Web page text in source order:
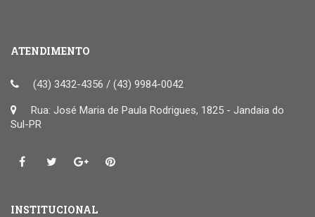
ATENDIMENTO
(43) 3432-4356 / (43) 9984-0042
Rua: José Maria de Paula Rodrigues, 1825 - Jandaia do
Sul-PR
INSTITUCIONAL